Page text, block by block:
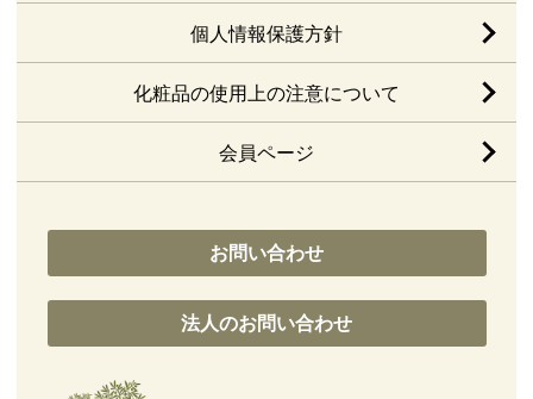
個人情報保護方針
化粧品の使用上の注意について
会員ページ
お問い合わせ
法人のお問い合わせ